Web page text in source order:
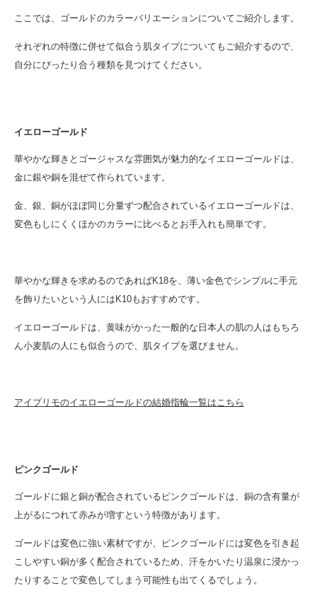
ここでは、ゴールドのカラーバリエーションについてご紹介します。
それぞれの特徴に併せて似合う肌タイプについてもご紹介するので、
自分にぴったり合う種類を見つけてください。
イエローゴールド
華やかな輝きとゴージャスな雰囲気が魅力的なイエローゴールドは、
金に銀や銅を混ぜて作られています。
金、銀、銅がほぼ同じ分量ずつ配合されているイエローゴールドは、
変色もしにくくほかのカラーに比べるとお手入れも簡単です。
華やかな輝きを求めるのであればK18を、薄い金色でシンプルに手元
を飾りたいという人にはK10もおすすめです。
イエローゴールドは、黄味がかった一般的な日本人の肌の人はもちろ
ん小麦肌の人にも似合うので、肌タイプを選びません。
アイプリモのイエローゴールドの結婚指輪一覧はこちら
ピンクゴールド
ゴールドに銀と銅が配合されているピンクゴールドは、銅の含有量が
上がるにつれて赤みが増すという特徴があります。
ゴールドは変色に強い素材ですが、ピンクゴールドには変色を引き起
こしやすい銅が多く配合されているため、汗をかいたり温泉に浸かっ
たりすることで変色してしまう可能性も出てくるでしょう。